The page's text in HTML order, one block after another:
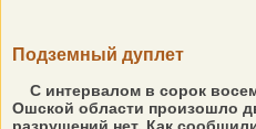
Подземный дуплет
С интервалом в сорок
Ошской области произошло